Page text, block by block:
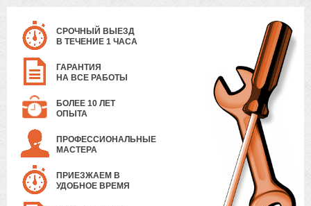
СРОЧНЫЙ ВЫЕЗД
В ТЕЧЕНИЕ 1 ЧАСА
ГАРАНТИЯ
НА ВСЕ РАБОТЫ
БОЛЕЕ 10 ЛЕТ
ОПЫТА
ПРОФЕССИОНАЛЬНЫЕ
МАСТЕРА
ПРИЕЗЖАЕМ В
УДОБНОЕ ВРЕМЯ